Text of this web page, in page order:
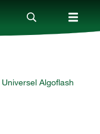
Algoflash